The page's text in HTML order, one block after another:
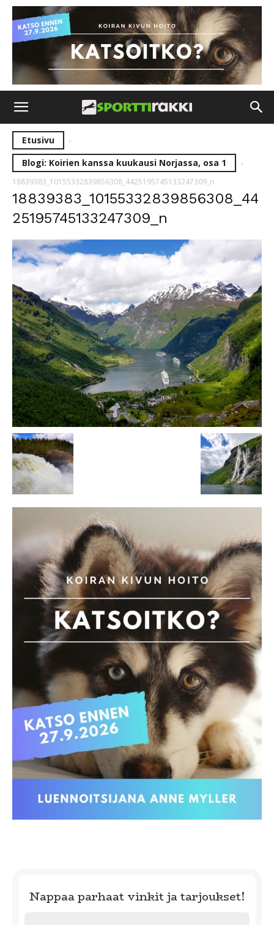
Etusivu
Blogi: Koirien kanssa kuukausi Norjassa, osa 1
18839383_10155332839856308_4425195745133247309_n
18839383_10155332839856308_44
25195745133247309_n
Nappaa parhaat vinkit ja tarjoukset!